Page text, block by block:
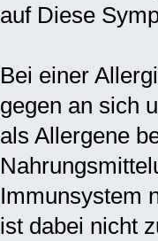
auf Diese
Bei einer
gegen an sich
als Allergene
Immunsystem
ist dabei nicht